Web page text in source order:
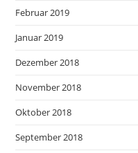
Februar 2019
Januar 2019
Dezember 2018
November 2018
Oktober 2018
September 2018